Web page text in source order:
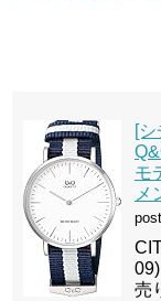
[
モ
メ
09)
売